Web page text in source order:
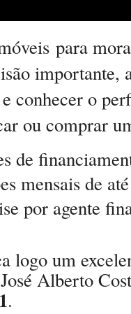
para
importante,
conhecer o
ou comprar
de
mensais de
por agente
logo um
José Alberto
.